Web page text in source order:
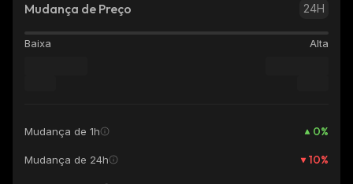
Mudança de Preço 24H
Baixa Alta
Mudança de 1h 0%
Mudança de 24h 10%